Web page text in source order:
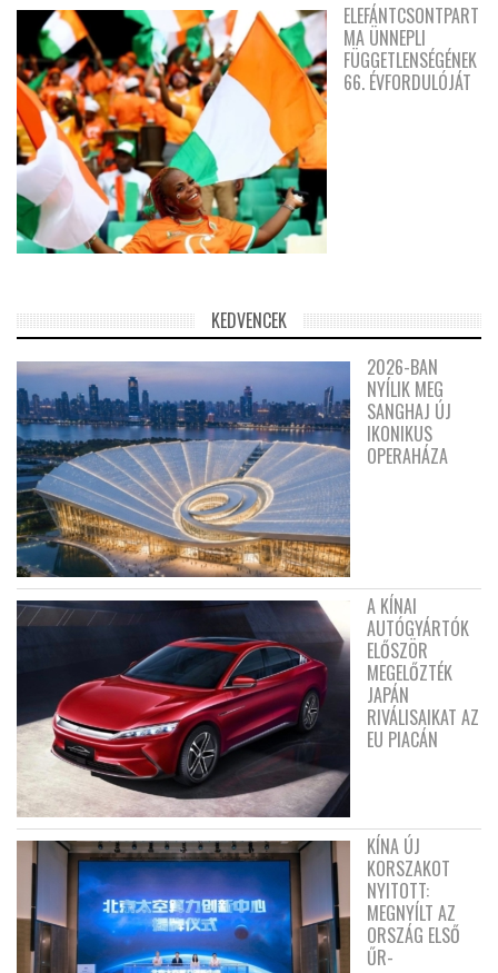
ELEFÁNTCSONTPART
MA ÜNNEPLI
FÜGGETLENSÉGÉNEK
66. ÉVFORDULÓJÁT
KEDVENCEK
2026-BAN
NYÍLIK MEG
SANGHAJ ÚJ
IKONIKUS
OPERAHÁZA
A KÍNAI
AUTÓGYÁRTÓK
ELŐSZÖR
MEGELŐZTÉK
JAPÁN
RIVÁLISAIKAT AZ
EU PIACÁN
KÍNA ÚJ
KORSZAKOT
NYITOTT:
MEGNYÍLT AZ
ORSZÁG ELSŐ
ŰR-